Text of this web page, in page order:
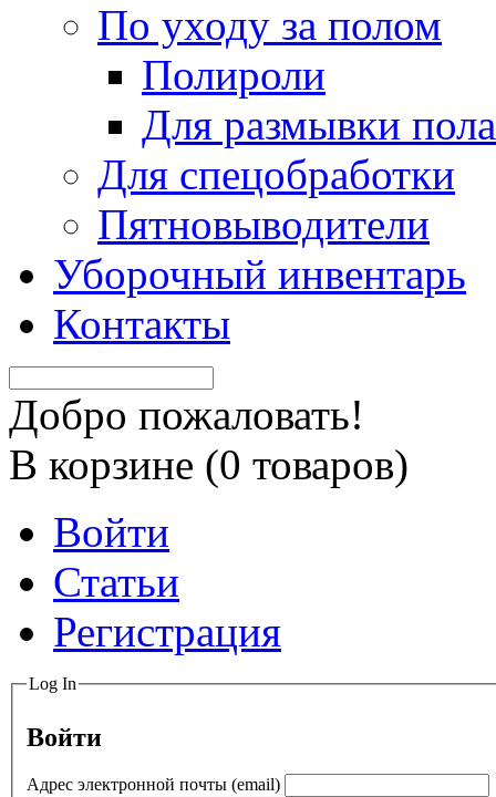
По уходу за полом
Полироли
Для размывки пола
Для спецобработки
Пятновыводители
Уборочный инвентарь
Контакты
Добро пожаловать!
В корзине (0 товаров)
Войти
Статьи
Регистрация
Log In
Войти
Адрес электронной почты (email)